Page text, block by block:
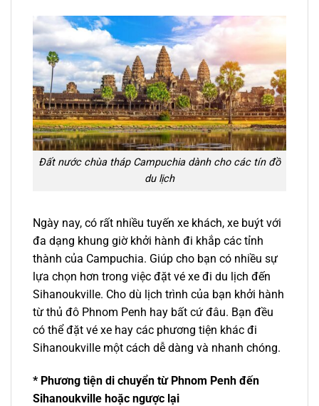
Đất nước chùa tháp Campuchia dành cho các tín đồ
du lịch
Ngày nay, có rất nhiều tuyến xe khách, xe buýt với
đa dạng khung giờ khởi hành đi khắp các tỉnh
thành của Campuchia. Giúp cho bạn có nhiều sự
lựa chọn hơn trong việc đặt vé xe đi du lịch đến
Sihanoukville. Cho dù lịch trình của bạn khởi hành
từ thủ đô Phnom Penh hay bất cứ đâu. Bạn đều
có thể đặt vé xe hay các phương tiện khác đi
Sihanoukville một cách dễ dàng và nhanh chóng.
* Phương tiện di chuyển từ Phnom Penh đến
Sihanoukville hoặc ngược lại